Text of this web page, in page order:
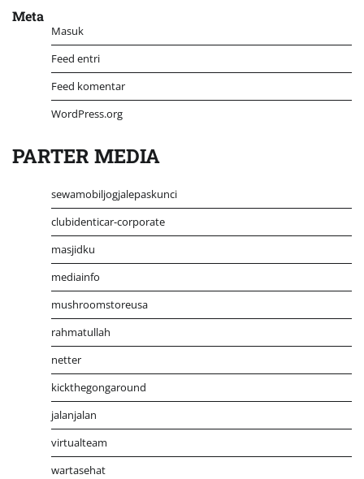
Meta
Masuk
Feed entri
Feed komentar
WordPress.org
PARTER MEDIA
sewamobiljogjalepaskunci
clubidenticar-corporate
masjidku
mediainfo
mushroomstoreusa
rahmatullah
netter
kickthegongaround
jalanjalan
virtualteam
wartasehat